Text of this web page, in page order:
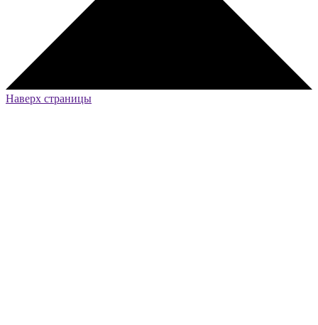
Наверх страницы